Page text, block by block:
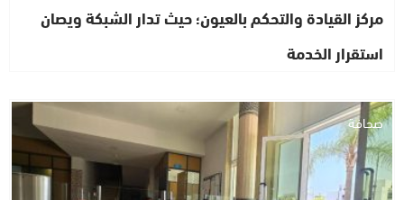
مركز القيادة والتحكم بالعيون؛ حيث تدار الشبكة ويصان
استقرار الخدمة
صحافة